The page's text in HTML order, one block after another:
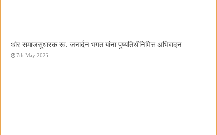
थोर समाजसुधारक स्व. जनार्दन भगत यांना पुण्यतिथीनिमित्त अभिवादन
7th May 2026